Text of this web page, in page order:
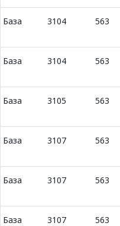
База 3104 563
База 3104 563
База 3105 563
База 3107 563
База 3107 563
База 3107 563